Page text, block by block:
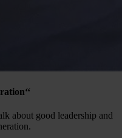
about good leadership and